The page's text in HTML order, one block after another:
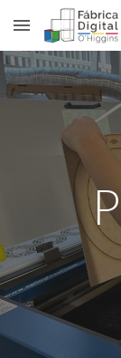
Skip to main